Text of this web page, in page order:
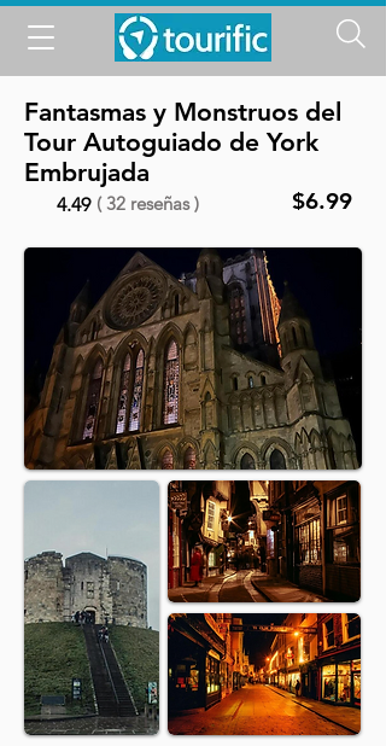
Fantasmas y Monstruos del
Tour Autoguiado de York
Embrujada
4.49 ( 32 reseñas ) $6.99